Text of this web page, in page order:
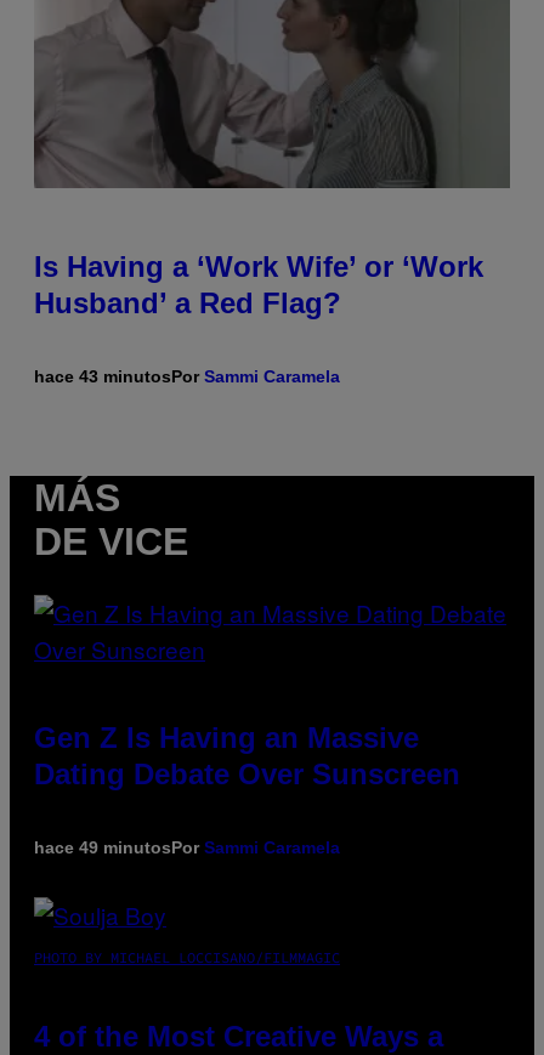
Is Having a ‘Work Wife’ or ‘Work
Husband’ a Red Flag?
hace 43 minutosPorSammi Caramela
MÁS
DE VICE
Gen Z Is Having an Massive
Dating Debate Over Sunscreen
hace 49 minutosPorSammi Caramela
PHOTO BY MICHAEL LOCCISANO/FILMMAGIC
4 of the Most Creative Ways a